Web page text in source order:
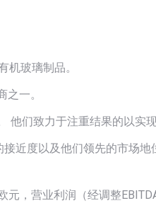
机玻璃制品。
一。
他们致力于注重结果的以实
近度以及他们领先的市场
，营业利润（经调整